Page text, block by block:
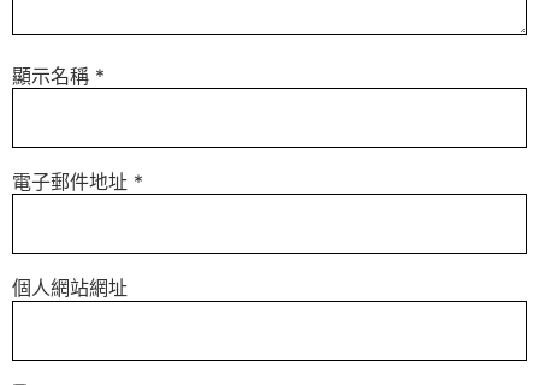
顯示名稱 *
電子郵件地址 *
個人網站網址